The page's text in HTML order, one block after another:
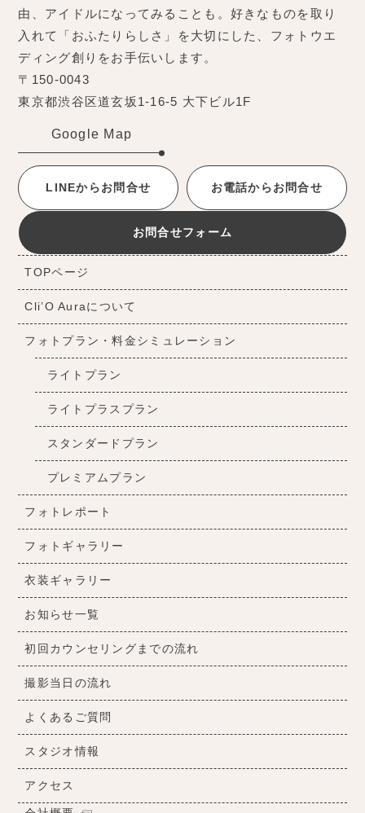
由、アイドルになってみることも。好きなものを取り
入れて「おふたりらしさ」を大切にした、フォトウエ
ディング創りをお手伝いします。
〒150-0043
東京都渋谷区道玄坂1-16-5 大下ビル1F
Google Map
LINEからお問合せ お電話からお問合せ
お問合せフォーム
TOPページ
Cli’O Auraについて
フォトプラン・料金シミュレーション
ライトプラン
ライトプラスプラン
スタンダードプラン
プレミアムプラン
フォトレポート
フォトギャラリー
衣装ギャラリー
お知らせ一覧
初回カウンセリングまでの流れ
撮影当日の流れ
よくあるご質問
スタジオ情報
アクセス